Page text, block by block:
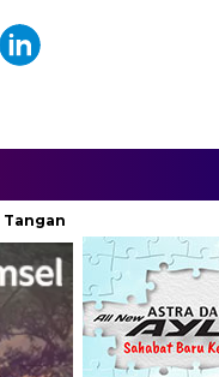
Dobrak Narkoba di